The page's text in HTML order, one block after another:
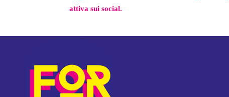
attiva sui social.